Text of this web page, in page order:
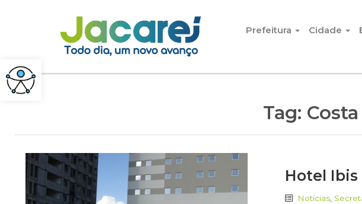
Pular para o conteúdo
Prefeitura
Cidade
Tag:
Hotel
Notícias